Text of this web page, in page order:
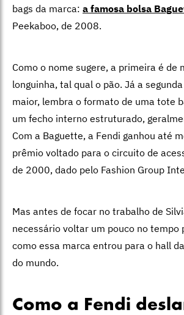
bags da marca: a famosa bolsa
Peekaboo, de 2008.
Como o nome sugere, a primeira é de
longuinha, tal qual o pão. Já a
maior, lembra o formato de uma tote
um fecho interno estruturado,
Com a Baguette, a Fendi ganhou até
prêmio voltado para o circuito de
de 2000, dado pelo Fashion Group
Mas antes de focar no trabalho de
necessário voltar um pouco no tempo
como essa marca entrou para o hall
do mundo.
Como a Fendi